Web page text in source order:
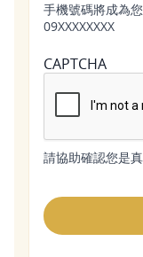
手機號碼將成為
09XXXXXXXX
CAPTCHA
請協助確認您是